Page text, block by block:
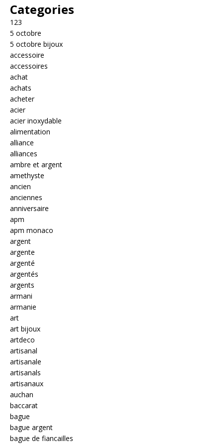
Categories
123
5 octobre
5 octobre bijoux
accessoire
accessoires
achat
achats
acheter
acier
acier inoxydable
alimentation
alliance
alliances
ambre et argent
amethyste
ancien
anciennes
anniversaire
apm
apm monaco
argent
argente
argenté
argentés
argents
armani
armanie
art
art bijoux
artdeco
artisanal
artisanale
artisanals
artisanaux
auchan
baccarat
bague
bague argent
bague de fiancailles